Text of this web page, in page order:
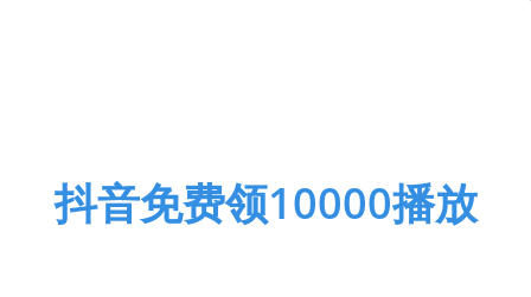
抖音免费领10000播放